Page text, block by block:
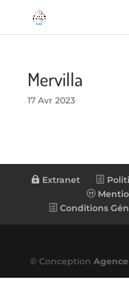
Mervilla
17 Avr 2023
Extranet
Conditions
© Conception